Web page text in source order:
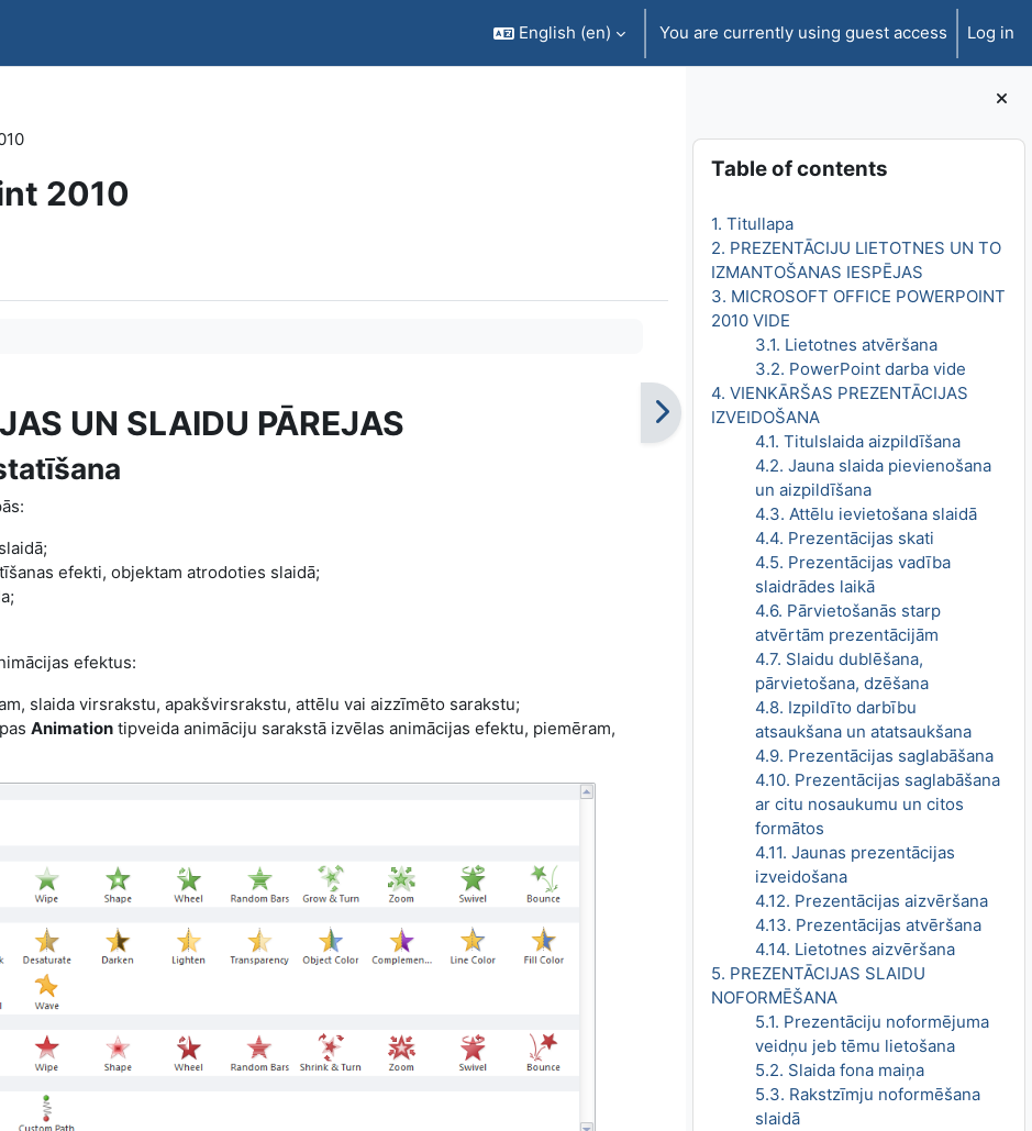
English ‎(en)‎ You are currently using guest access Log in
Blocks
Skip Table of contents
Table of contents
1. Titullapa
2. PREZENTĀCIJU LIETOTNES UN TO
IZMANTOŠANAS IESPĒJAS
3. MICROSOFT OFFICE POWERPOINT
2010 VIDE
3.1. Lietotnes atvēršana
3.2. PowerPoint darba vide
4. VIENKĀRŠAS PREZENTĀCIJAS
IZVEIDOŠANA
4.1. Titulslaida aizpildīšana
4.2. Jauna slaida pievienošana
un aizpildīšana
4.3. Attēlu ievietošana slaidā
4.4. Prezentācijas skati
4.5. Prezentācijas vadība
slaidrādes laikā
4.6. Pārvietošanās starp
atvērtām prezentācijām
4.7. Slaidu dublēšana,
pārvietošana, dzēšana
4.8. Izpildīto darbību
atsaukšana un atatsaukšana
4.9. Prezentācijas saglabāšana
4.10. Prezentācijas saglabāšana
ar citu nosaukumu un citos
formātos
4.11. Jaunas prezentācijas
izveidošana
4.12. Prezentācijas aizvēršana
4.13. Prezentācijas atvēršana
4.14. Lietotnes aizvēršana
5. PREZENTĀCIJAS SLAIDU
NOFORMĒŠANA
5.1. Prezentāciju noformējuma
veidņu jeb tēmu lietošana
5.2. Slaida fona maiņa
5.3. Rakstzīmju noformēšana
slaidā
2010
UN SLAIDU PĀREJAS
efekti, objektam atrodoties slaidā;
efektus:
slaida virsrakstu, apakšvirsrakstu, attēlu vai aizzīmēto sarakstu;
Animation tipveida animāciju sarakstā izvēlas animācijas efektu, piemēram,